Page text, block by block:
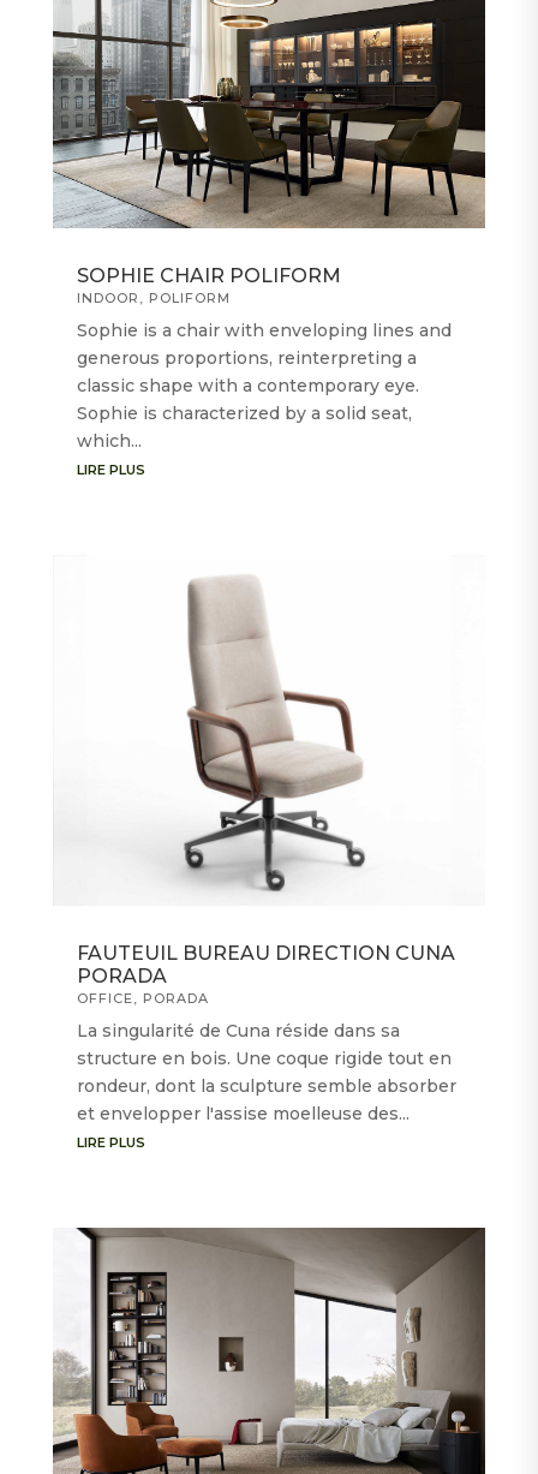
SOPHIE CHAIR POLIFORM
INDOOR POLIFORM
Sophie is a chair with enveloping lines and
generous proportions, reinterpreting a
classic shape with a contemporary eye.
Sophie is characterized by a solid seat,
which...
LIRE PLUS
FAUTEUIL BUREAU DIRECTION CUNA
PORADA
OFFICE, PORADA
La singularité de Cuna réside dans sa
structure en bois. Une coque rigide tout en
rondeur, dont la sculpture semble absorber
et envelopper l'assise moelleuse des...
LIRE PLUS